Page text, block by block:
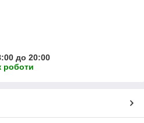
до 20:00
роботи